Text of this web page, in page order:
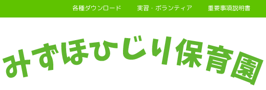
各種ダウンロード 実習・ボランティア 重要事項説明書